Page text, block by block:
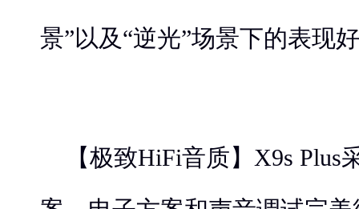
景”以及“逆光”场景下的表现
【极致HiFi音质】X9s Plus